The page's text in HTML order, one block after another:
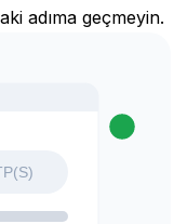
adıma geçmeyin.